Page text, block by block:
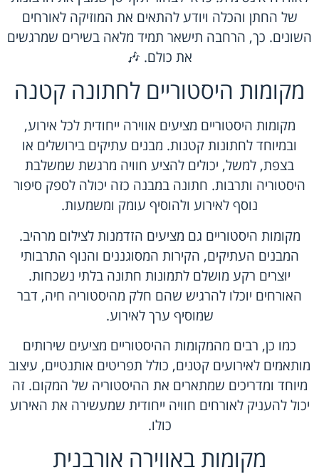
של החתן והכלה ויודע להתאים את המוזיקה לאורחים
השונים. כך, הרחבה תישאר תמיד מלאה בשירים שמרגשים
את כולם. 🎶
מקומות היסטוריים לחתונה קטנה
מקומות היסטוריים מציעים אווירה ייחודית לכל אירוע,
ובמיוחד לחתונות קטנות. מבנים עתיקים בירושלים או
בצפת, למשל, יכולים להציע חוויה מרגשת שמשלבת
היסטוריה ותרבות. חתונה במבנה כזה יכולה לספק סיפור
נוסף לאירוע ולהוסיף עומק ומשמעות.
מקומות היסטוריים גם מציעים הזדמנות לצילום מרהיב.
המבנים העתיקים, הקירות המסוגננים והנוף התרבותי
יוצרים רקע מושלם לתמונות חתונה בלתי נשכחות.
האורחים יוכלו להרגיש שהם חלק מהיסטוריה חיה, דבר
שמוסיף ערך לאירוע.
כמו כן, רבים מהמקומות ההיסטוריים מציעים שירותים
מותאמים לאירועים קטנים, כולל תפריטים אותנטיים, עיצוב
מיוחד ומדריכים שמתארים את ההיסטוריה של המקום. זה
יכול להעניק לאורחים חוויה ייחודית שמעשירה את האירוע
כולו.
מקומות באווירה אורבנית